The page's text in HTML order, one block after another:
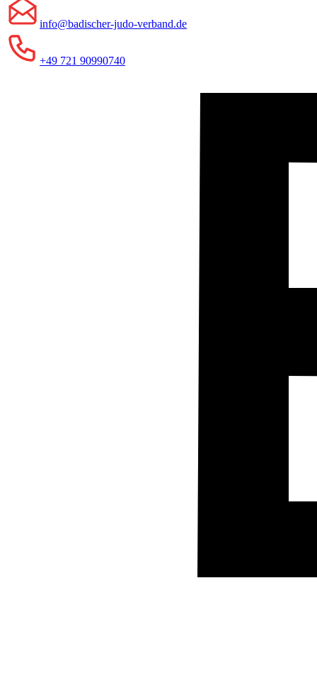
info@badischer-judo-verband.de
+49 721 90990740